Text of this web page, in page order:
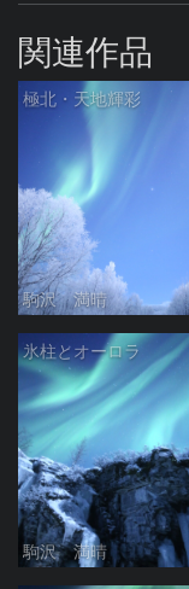
関連作品
極北・天地輝彩
駒沢 満晴
氷柱とオーロラ
駒沢 満晴